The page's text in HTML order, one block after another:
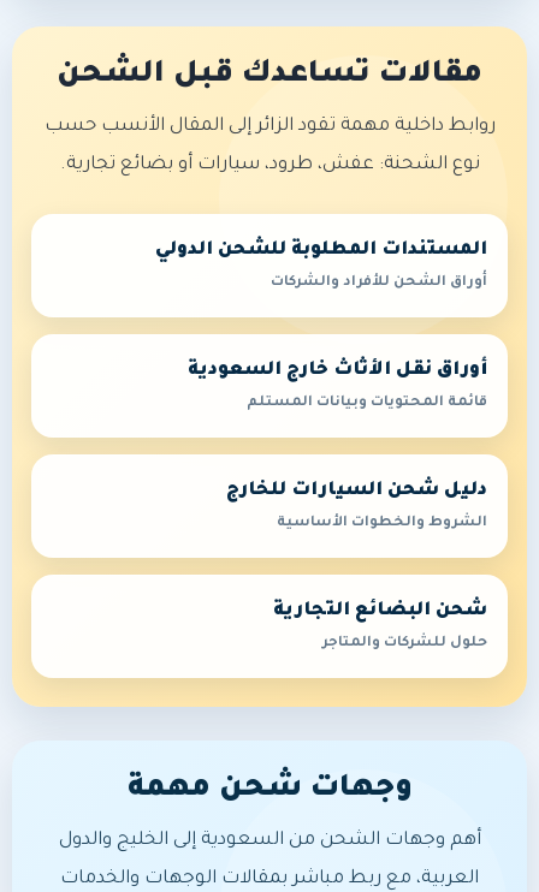
مقالات تساعدك قبل الشحن
روابط داخلية مهمة تقود الزائر إلى المقال الأنسب حسب
نوع الشحنة: عفش، طرود، سيارات أو بضائع تجارية.
المستندات المطلوبة للشحن الدولي
أوراق الشحن للأفراد والشركات
أوراق نقل الأثاث خارج السعودية
قائمة المحتويات وبيانات المستلم
دليل شحن السيارات للخارج
الشروط والخطوات الأساسية
شحن البضائع التجارية
حلول للشركات والمتاجر
وجهات شحن مهمة
أهم وجهات الشحن من السعودية إلى الخليج والدول
العربية، مع ربط مباشر بمقالات الوجهات والخدمات